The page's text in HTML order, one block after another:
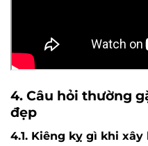
4. Câu hỏi thường
đẹp
4.1. Kiêng kỵ gì khi xây